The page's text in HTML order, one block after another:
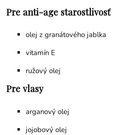
Pre anti-age starostlivosť
olej z granátového jablka
vitamín E
ružový olej
Pre vlasy
arganový olej
jojobový olej